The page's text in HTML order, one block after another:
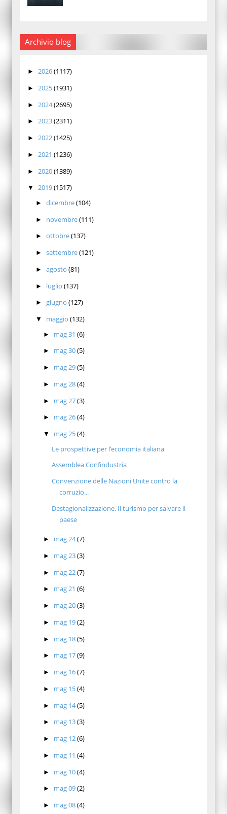
Archivio blog
► 2026(1117)
► 2025(1931)
► 2024(2695)
► 2023(2311)
► 2022(1425)
► 2021 (1236)
► 2020(1389)
▼ 2019(1517)
► dicembre(104)
► novembre(111)
► ottobre(137)
► settembre(121)
► agosto (81)
► luglio (137)
► giugno (127)
▼ maggio (132)
► mag 31(6)
► mag 30(5)
► mag 29(5)
► mag 28(4)
► mag 27(3)
► mag 26(4)
▼ mag 25(4)
Le prospettive per l’economia italiana
Assemblea Confindustria
Convenzione delle Nazioni Unite contro la
corruzio...
Destagionalizzazione. Il turismo per salvare il
paese
► mag 24(7)
► mag 23(3)
► mag 22(7)
► mag 21(6)
► mag 20(3)
► mag 19(2)
► mag 18(5)
► mag 17(9)
► mag 16(7)
► mag 15(4)
► mag 14(5)
► mag 13(3)
► mag 12(6)
► mag 11(4)
► mag 10(4)
► mag 09(2)
► mag 08(4)